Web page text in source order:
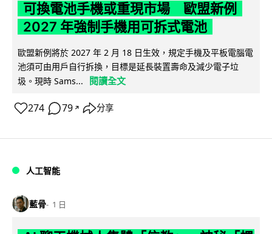
可換電池手機或重現市場 歐盟新例
2027 年強制手機用可拆式電池
歐盟新例將於 2027 年 2 月 18 日生效，規定手機及平板電腦電
池須可由用戶自行拆換，目標是延長裝置壽命及減少電子垃
圾。現時 Sams...
閱讀全文
274 79 ↗ 分享
人工智能
藍骨 1 日